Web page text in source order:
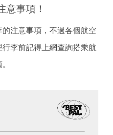
意事項！
注意事項，不過各個航空
李前記得上網查詢搭乘航